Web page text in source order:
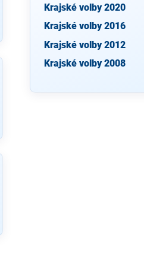
Krajské volby 2020
Krajské volby 2016
Krajské volby 2012
Krajské volby 2008